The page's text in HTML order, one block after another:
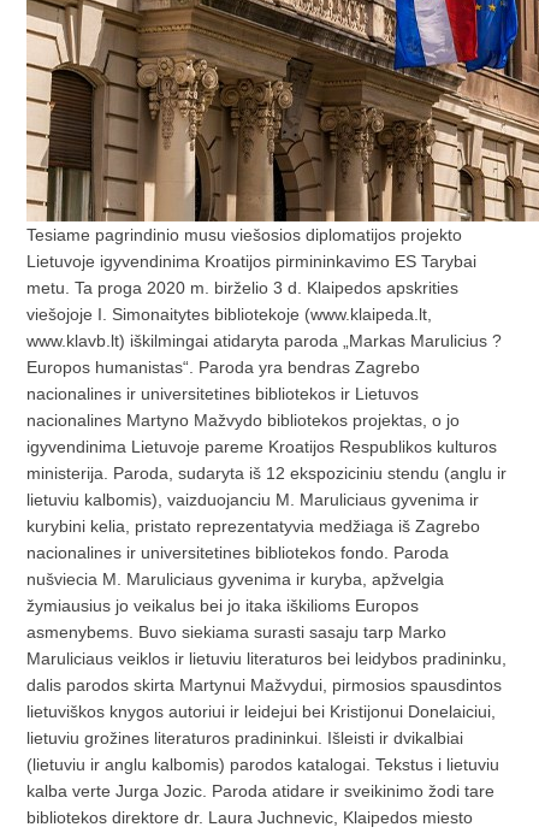
Tesiame pagrindinio musu viešosios diplomatijos projekto
Lietuvoje igyvendinima Kroatijos pirmininkavimo ES Tarybai
metu. Ta proga 2020 m. birželio 3 d. Klaipedos apskrities
viešojoje I. Simonaitytes bibliotekoje (www.klaipeda.lt,
www.klavb.lt) iškilmingai atidaryta paroda „Markas Marulicius ?
Europos humanistas“. Paroda yra bendras Zagrebo
nacionalines ir universitetines bibliotekos ir Lietuvos
nacionalines Martyno Mažvydo bibliotekos projektas, o jo
igyvendinima Lietuvoje pareme Kroatijos Respublikos kulturos
ministerija. Paroda, sudaryta iš 12 ekspoziciniu stendu (anglu ir
lietuviu kalbomis), vaizduojanciu M. Maruliciaus gyvenima ir
kurybini kelia, pristato reprezentatyvia medžiaga iš Zagrebo
nacionalines ir universitetines bibliotekos fondo. Paroda
nušviecia M. Maruliciaus gyvenima ir kuryba, apžvelgia
žymiausius jo veikalus bei jo itaka iškilioms Europos
asmenybems. Buvo siekiama surasti sasaju tarp Marko
Maruliciaus veiklos ir lietuviu literaturos bei leidybos pradininku,
dalis parodos skirta Martynui Mažvydui, pirmosios spausdintos
lietuviškos knygos autoriui ir leidejui bei Kristijonui Donelaiciui,
lietuviu grožines literaturos pradininkui. Išleisti ir dvikalbiai
(lietuviu ir anglu kalbomis) parodos katalogai. Tekstus i lietuviu
kalba verte Jurga Jozic. Paroda atidare ir sveikinimo žodi tare
bibliotekos direktore dr. Laura Juchnevic, Klaipedos miesto